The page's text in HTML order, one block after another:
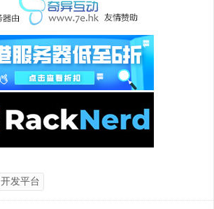
开发平台